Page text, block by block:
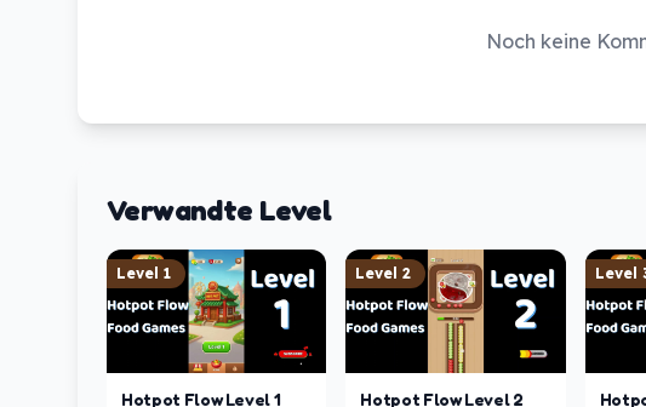
Noch keine
Verwandte Level
Level 1
Hotpot Flow Level1
Level 2
Hotpot Flow Level 2
Level